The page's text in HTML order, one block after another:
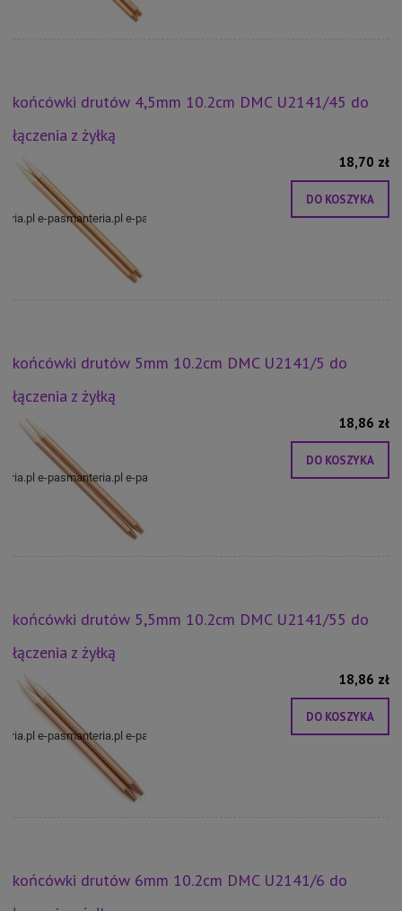
końcówki drutów 4,5mm 10.2cm DMC U2141/45 do
łączenia z żyłką
18,70 zł
DO KOSZYKA
końcówki drutów 5mm 10.2cm DMC U2141/5 do
łączenia z żyłką
18,86 zł
DO KOSZYKA
końcówki drutów 5,5mm 10.2cm DMC U2141/55 do
łączenia z żyłką
18,86 zł
DO KOSZYKA
końcówki drutów 6mm 10.2cm DMC U2141/6 do